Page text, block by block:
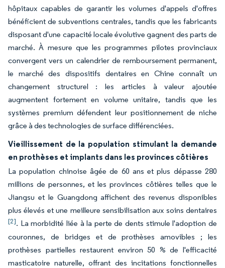
hôpitaux capables de garantir les volumes d'appels d'offres
bénéficient de subventions centrales, tandis que les fabricants
disposant d'une capacité locale évolutive gagnent des parts de
marché. À mesure que les programmes pilotes provinciaux
convergent vers un calendrier de remboursement permanent,
le marché des dispositifs dentaires en Chine connaît un
changement structurel : les articles à valeur ajoutée
augmentent fortement en volume unitaire, tandis que les
systèmes premium défendent leur positionnement de niche
grâce à des technologies de surface différenciées.
Vieillissement de la population stimulant la demande
en prothèses et implants dans les provinces côtières
La population chinoise âgée de 60 ans et plus dépasse 280
millions de personnes, et les provinces côtières telles que le
Jiangsu et le Guangdong affichent des revenus disponibles
plus élevés et une meilleure sensibilisation aux soins dentaires
[2]. La morbidité liée à la perte de dents stimule l'adoption de
couronnes, de bridges et de prothèses amovibles ; les
prothèses partielles restaurent environ 50 % de l'efficacité
masticatoire naturelle, offrant des incitations fonctionnelles